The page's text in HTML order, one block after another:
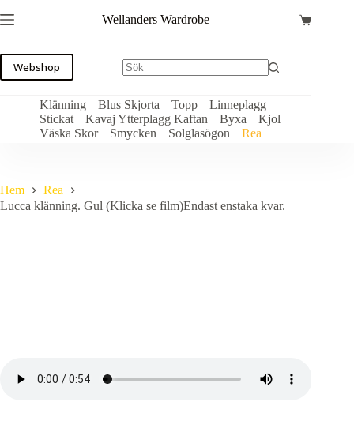
till
Wellanders Wardrobe Varukorg
Webshop
Klänning Blus Skjorta Topp
Linneplagg
Stickat
Kavaj Ytterplagg Kaftan Byxa
Kjol
Väska Skor
Smycken Solglasögon Rea
Hem
Rea
Lucca klänning. Gul (Klicka se film)Endast enstaka kvar.